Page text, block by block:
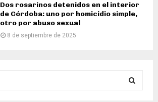
Dos rosarinos detenidos en el interior
de Córdoba: uno por homicidio simple,
otro por abuso sexual
8 de septiembre de 2025